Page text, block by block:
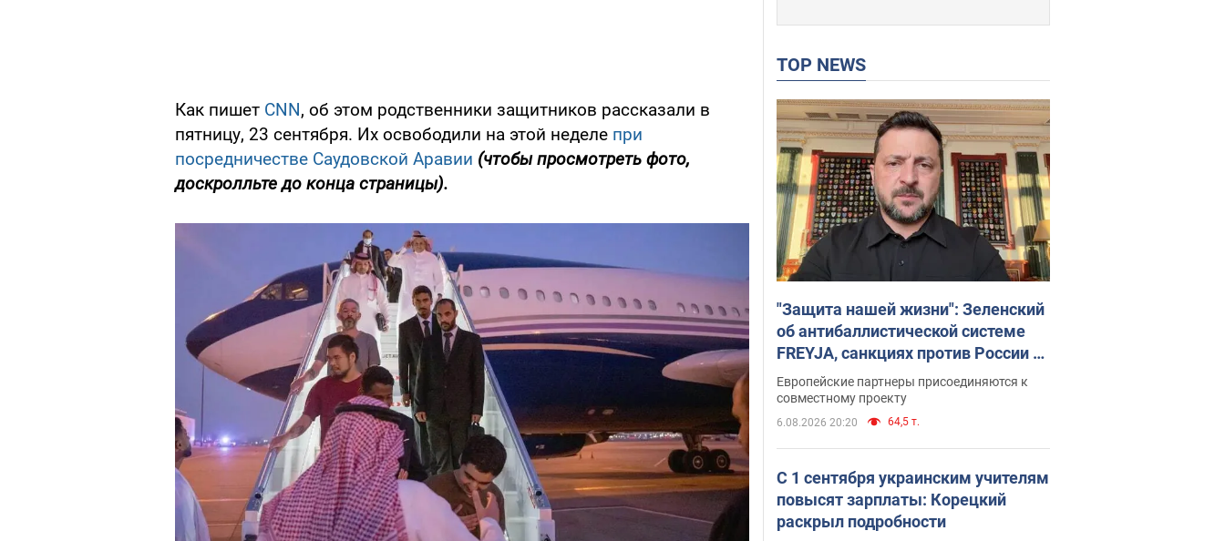
Как пишет CNN, об этом родственники защитников рассказали в
пятницу, 23 сентября. Их освободили на этой неделе при
посредничестве Саудовской Аравии (чтобы просмотреть фото,
доскролльте до конца страницы).
TOP NEWS
"Защита нашей жизни": Зеленский
об антибаллистической системе
FREYJA, санкциях против России и
поддержке аграриев. Видео
Европейские партнеры присоединяются к
совместному проекту
6.08.2026 20:20 64,5 т.
С 1 сентября украинским учителям
повысят зарплаты: Корецкий
раскрыл подробности